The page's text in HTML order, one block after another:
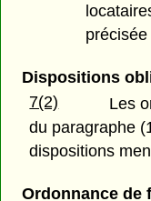
Dispositions
7(2)
Les
du paragraphe
dispositions
Ordonnance de